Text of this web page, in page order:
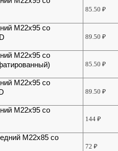
85.50₽
М22х95 со
89.50₽
М22х95 со
85.50₽
М22х95 со
89.50₽
М22х95 со
144₽
М22х85 со
72₽